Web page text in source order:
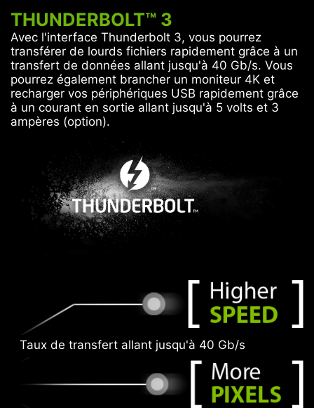
THUNDERBOLT™ 3
Avec l'interface Thunderbolt 3, vous pourrez
transférer de lourds fichiers rapidement grâce à un
transfert de données allant jusqu'à 40 Gb/s. Vous
pourrez également brancher un moniteur 4K et
recharger vos périphériques USB rapidement grâce
à un courant en sortie allant jusqu'à 5 volts et 3
ampères (option).
Taux de transfert allant jusqu'à 40 Gb/s